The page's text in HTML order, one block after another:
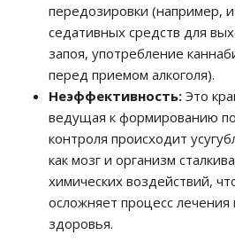
передозировки (например,
седативных средств для
запоя, употребление
перед приемом алкоголя).
Неэффективность: Это
ведущая к формированию
контроля происходит
как мозг и организм
химических воздействий,
осложняет процесс
здоровья.